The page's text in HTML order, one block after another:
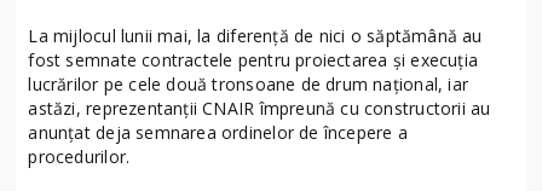
La mijlocul lunii mai, la diferență de nici o săptămână au
fost semnate contractele pentru proiectarea și execuția
lucrărilor pe cele două tronsoane de drum național, iar
astăzi, reprezentanții CNAIR împreună cu constructorii au
anunțat deja semnarea ordinelor de începere a
procedurilor.